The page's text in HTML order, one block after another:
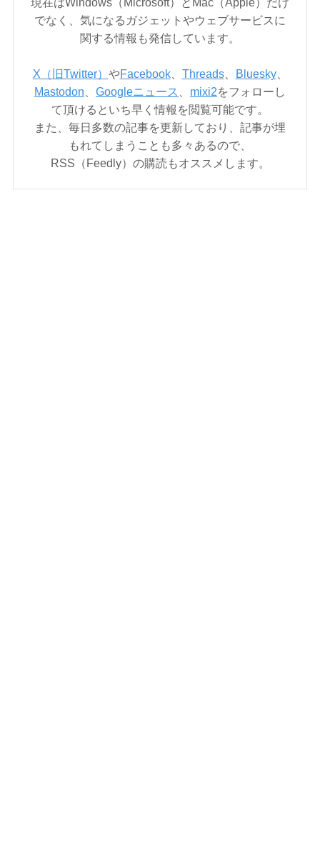
でなく、気になるガジェットやウェブサービスに
関する情報も発信しています。
X（旧Twitter） やFacebook、 Threads、 Bluesky、
Mastodon
Googleニュース mixi2をフォローし
て頂けるといち早く情報を閲覧可能です。
また、毎日多数の記事を更新しており、記事が埋
もれてしまうことも多々あるので、
RSS（Feedly）の購読もオススメします。